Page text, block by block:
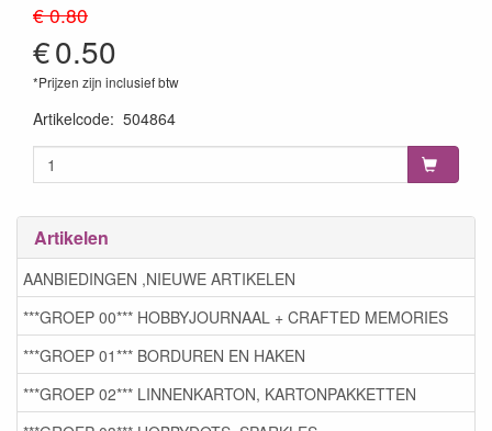
€ 0.80
€0.50
*Prijzen zijn inclusief btw
Artikelcode: 504864
Artikelen
AANBIEDINGEN ,NIEUWE ARTIKELEN
***GROEP 00*** HOBBYJOURNAAL + CRAFTED MEMORIES
***GROEP 01*** BORDUREN EN HAKEN
***GROEP 02*** LINNENKARTON, KARTONPAKKETTEN